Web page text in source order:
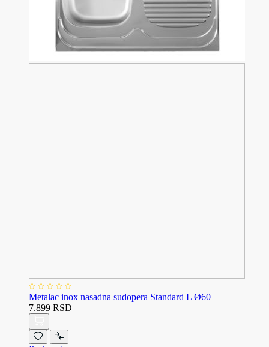
Metalac inox nasadna sudopera Standard L Ø60
7.899 RSD